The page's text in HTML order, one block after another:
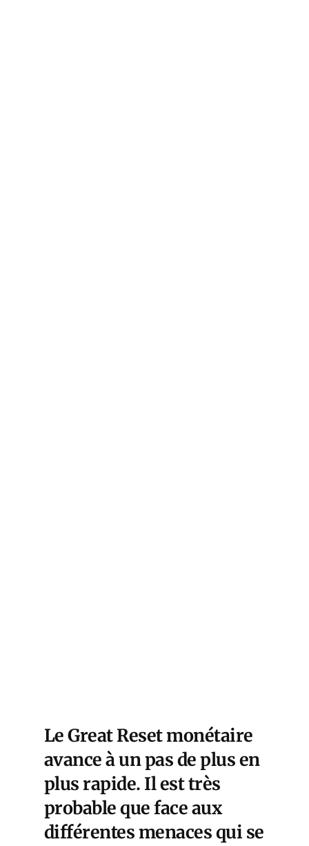
Le Great Reset monétaire
avance à un pas de plus en
plus rapide. Il est très
probable que face aux
différentes menaces qui se